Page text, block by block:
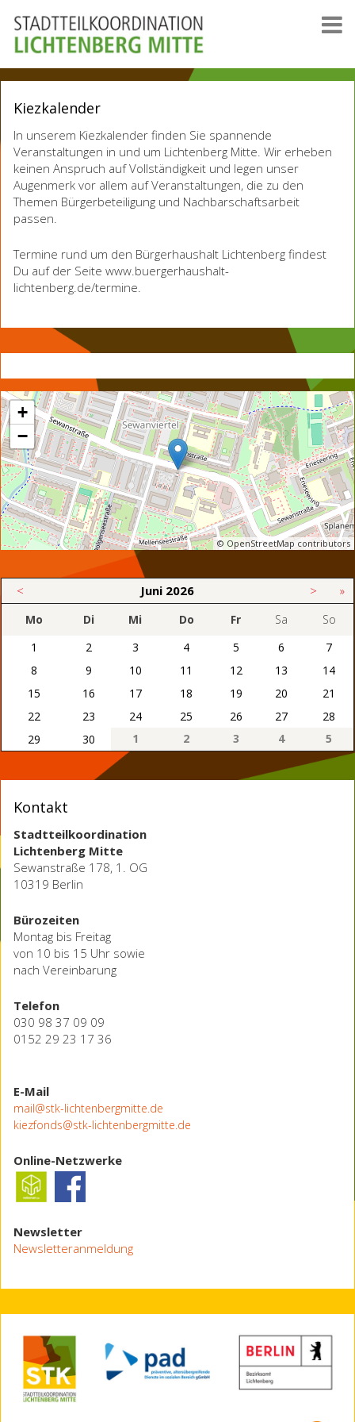
Kiezkalender
In unserem Kiezkalender finden Sie spannende
Veranstaltungen in und um Lichtenberg Mitte. Wir erheben
keinen Anspruch auf Vollständigkeit und legen unser
Augenmerk vor allem auf Veranstaltungen, die zu den
Themen Bürgerbeteiligung und Nachbarschaftsarbeit
passen.
Termine rund um den Bürgerhaushalt Lichtenberg findest
Du auf der Seite www.buergerhaushalt-
lichtenberg.de/termine.
+
−
© OpenStreetMap contributors
< Juni 2026 > »
Mo Di Mi Do Fr Sa
So
1
2 3 4 5 6
7
8
9 10 11 12 13
14
15
16 17 18 19 20
21
22
23 24 25 26 27
28
29
30 1 2 3 4 5
Kontakt
Stadtteilkoordination
Lichtenberg Mitte
Sewanstraße 178, 1. OG
10319 Berlin
Bürozeiten
Montag bis Freitag
von 10 bis 15 Uhr sowie
nach Vereinbarung
Telefon
030 98 37 09 09
0152 29 23 17 36
E-Mail
mail@stk-lichtenbergmitte.de
kiezfonds@stk-lichtenbergmitte.de
Online-Netzwerke
Newsletter
Newsletteranmeldung